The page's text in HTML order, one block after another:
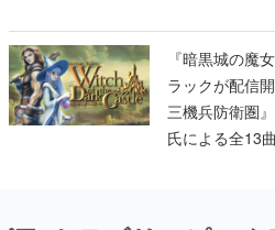
『暗黒城の魔
ラックが配信
三機兵防衛圏
氏による全13